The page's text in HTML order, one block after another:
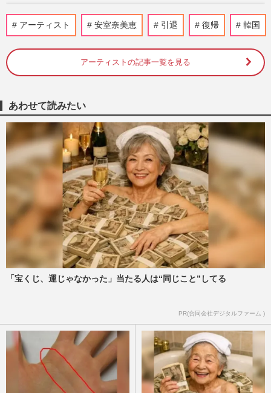
【平成編】《有名人の衝撃だった結婚
TOP5》ロス続出の福山雅治＆吹石一恵を
週刊女性2026年7月7日・14日号 2026/7/6
場する平成の空気を感じられる最新作「周
囲からは浮いていました（笑…
週刊女性2025年11月25日号
MAXのMINA、妊娠“不仲”騒動を告白「6
年間、音信不通」SNSが気になるのは“新
メンバー”AKIの存在
週刊女性PRIME 2025/9/23
安室奈美恵デビュー33周年＆引退から7年
も耐えぬ感謝の声、京都、韓国、ハワイ…
目撃多数も穏やかに送る第…
週刊女性PRIME 2025/9/16
安室奈美恵に山口百恵、ちあきなおみがラ
復帰してほしい歌手ランキ…
週刊女性2024年6月4日号 2024/5/28
アーティスト 安室奈美恵 引退 復帰 韓国
アーティストの記事一覧を見る
あわせて読みたい
「宝くじ、運じゃなかった」当たる人は“同じこと”してる
PR(合同会社デジタルファーム )